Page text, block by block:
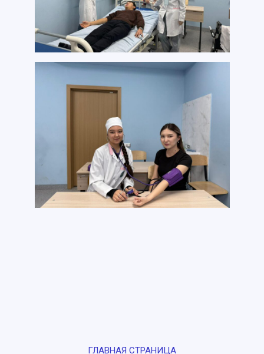
ГЛАВНАЯ СТРАНИЦА